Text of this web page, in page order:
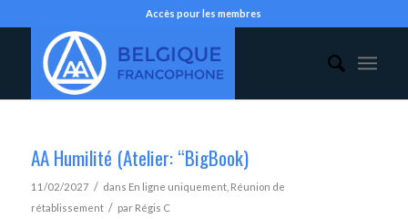
Accès pour les membres
AA Humilité (Atelier: “BigBook)
11/02/2027 / dans En ligne uniquement, Réunion de
rétablissement / par Régis C